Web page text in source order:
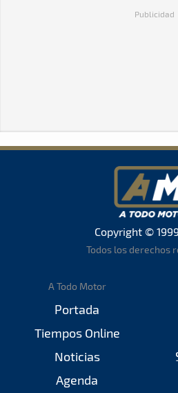
Publicidad
Copyright ©
Todos los derechos
A Todo Motor
Portada
Tiempos Online
Noticias
Agenda